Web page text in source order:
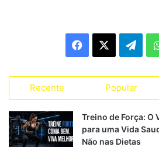
os grupos musculares, permitindo
evolução contínua
Cuidados
Apesar da eficácia, é importante ter
Facebook
Recente Popular
Treino de Força: O
para uma Vida
Não nas Dietas